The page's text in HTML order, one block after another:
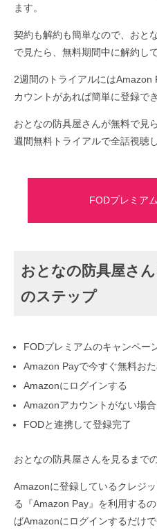
ます。
契約も解約も簡単なので、おと
で見たら、無料期間中に解約し
2週間のトライアルにはAmazon
カウントがあれば簡単に登録でき
おとなの防具屋さんが無料で見
週間無料トライアルで全話視聴
FODプレミア
おとなの防具屋さ
のステップ
FODプレミアムのキャンペー
Amazon Payで今すぐ無料お
Amazonにログインする
Amazonアカウントがない場
FODと連携して登録完了
おとなの防具屋さんを見るまで
Amazonに登録しているクレジ
る『Amazon Pay』を利用する
ばAmazonにログインするだけで